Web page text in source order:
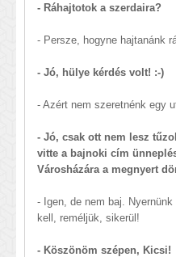
- Ráhajtotok a szerdaira?
- Persze, hogyne hajtanánk
- Jó, hülye kérdés volt! :-)
- Azért nem szeretnénk egy
- Jó, csak ott nem lesz
vitte a bajnoki cím
Városházára a megnyert
- Igen, de nem baj.
kell, reméljük, sikerül!
- Köszönöm szépen, Kicsi!